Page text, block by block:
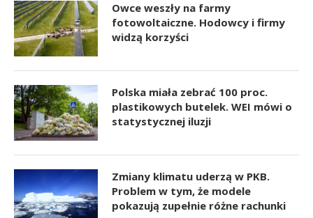
Owce weszły na farmy
fotowoltaiczne. Hodowcy i firmy
widzą korzyści
Polska miała zebrać 100 proc.
plastikowych butelek. WEI mówi o
statystycznej iluzji
Zmiany klimatu uderzą w PKB.
Problem w tym, że modele
pokazują zupełnie różne rachunki